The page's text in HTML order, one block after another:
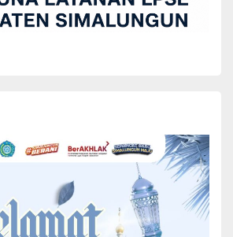
yang erat antara Pemerintah Kabupaten
dan Kodim 0207/Sml, akan melaksanakan
Siantar, Jalan Asahan, Kecamatan
Sumatera Utara.
Simalungun dan Kodim 0207/Sml,
Ke-127 Tahun 2026